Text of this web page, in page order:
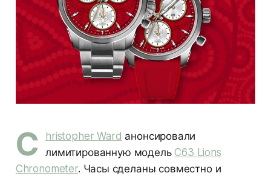
C hristopher Ward анонсировали
лимитированную модельC63 Lions
Chronometer. Часы сделаны совместно и